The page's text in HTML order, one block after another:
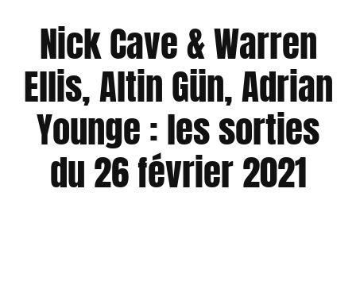
Nick Cave & Warren
Ellis, Altin Gün, Adrian
Younge : les sorties
du 26 février 2021